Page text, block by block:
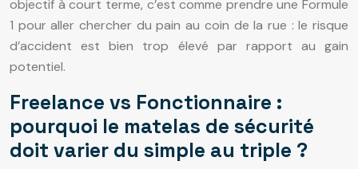
objectif à court terme, c’est comme prendre une Formule
1 pour aller chercher du pain au coin de la rue : le risque
d’accident est bien trop élevé par rapport au gain
potentiel.
Freelance vs Fonctionnaire :
pourquoi le matelas de sécurité
doit varier du simple au triple ?